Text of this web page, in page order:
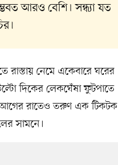
আরও বেশি। সন্ধ্যা যত
নেমে একেবারে ঘরের
দিকের লেকঘেঁষা ফুটপাতে
আগের রাতেও তরুণ এক টিকটক
সামনে।